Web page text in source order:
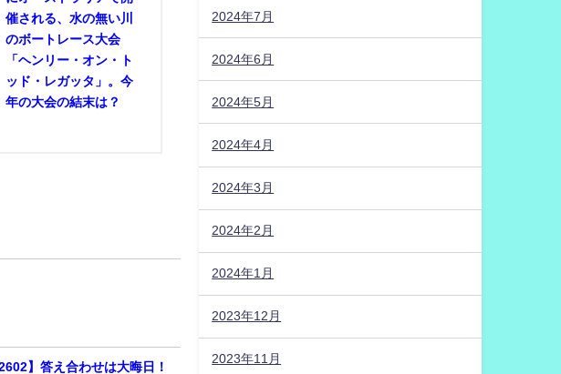
催される、水の無い川
のボートレース大会
「ヘンリー・オン・ト
ッド・レガッタ」。今
年の大会の結末は？
】答え合わせは大晦日！
2024年7月
2024年6月
2024年5月
2024年4月
2024年3月
2024年2月
2024年1月
2023年12月
2023年11月